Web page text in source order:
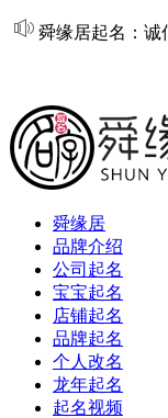
舜缘居起名：诚
舜缘居
品牌介绍
公司起名
宝宝起名
店铺起名
品牌起名
个人改名
龙年起名
起名视频